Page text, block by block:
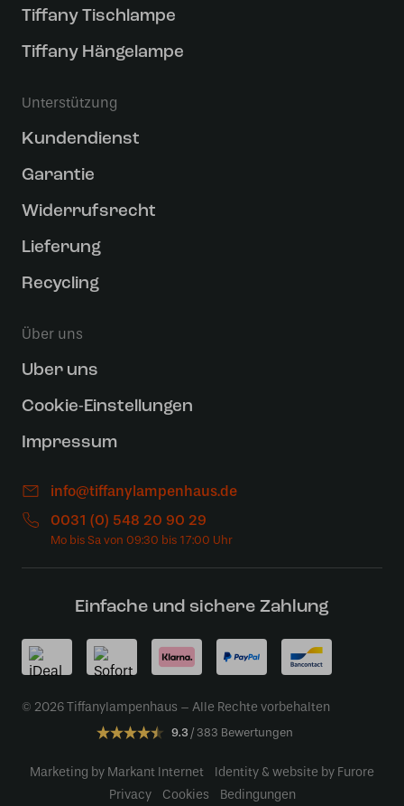
Tiffany Tischlampe
Tiffany Hängelampe
Unterstützung
Kundendienst
Garantie
Widerrufsrecht
Lieferung
Recycling
Über uns
Uber uns
Cookie-Einstellungen
Impressum
info@tiffanylampenhaus.de
0031 (0) 548 20 90 29
Einfache und sichere Zahlung
© 2026 Tiffanylampenhaus – Alle Rechte vorbehalten
9.3 383 Bewertungen
Marketing by Markant Internet
Identity & website by Furore
Privacy
Cookies Bedingungen